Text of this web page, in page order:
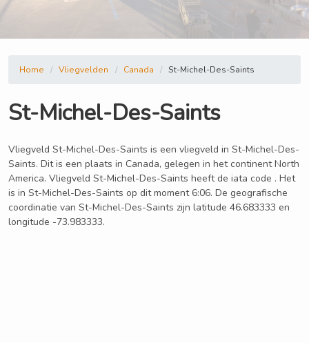
Home Vliegvelden Canada St-Michel-Des-Saints
St-Michel-Des-Saints
Vliegveld St-Michel-Des-Saints is een vliegveld in St-Michel-Des-
Saints. Dit is een plaats in Canada, gelegen in het continent North
America. Vliegveld St-Michel-Des-Saints heeft de iata code . Het
is in St-Michel-Des-Saints op dit moment 6:06. De geografische
coordinatie van St-Michel-Des-Saints zijn latitude 46.683333 en
longitude -73.983333.